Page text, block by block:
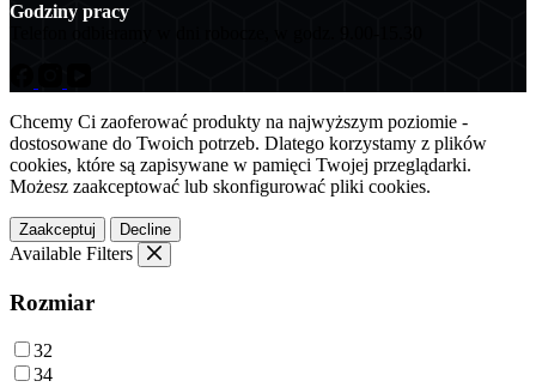
Godziny pracy
Chcemy Ci zaoferować produkty na najwyższym poziomie -
dostosowane do Twoich potrzeb. Dlatego korzystamy z plików
cookies, które są zapisywane w pamięci Twojej przeglądarki.
Możesz zaakceptować lub skonfigurować pliki cookies.
Zaakceptuj Decline
Available Filters
Rozmiar
32
34